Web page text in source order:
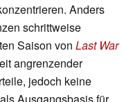
Anders
schrittweise
Saison von Last War
angrenzender
jedoch keine